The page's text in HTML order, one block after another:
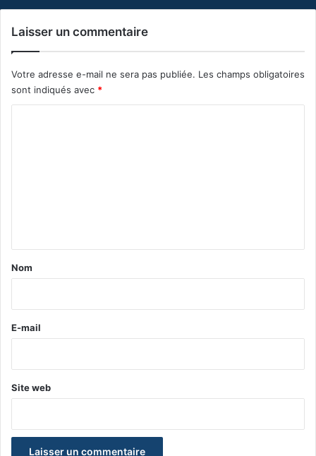
Laisser un commentaire
Votre adresse e-mail ne sera pas publiée. Les champs obligatoires
sont indiqués avec *
a
e
Nom
E-mail
Site web